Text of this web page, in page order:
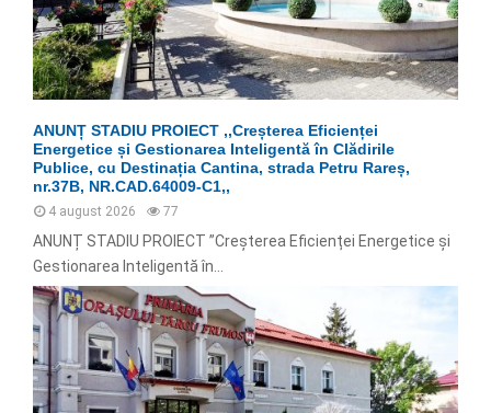
ANUNȚ STADIU PROIECT ,,Creșterea Eficienței
Energetice și Gestionarea Inteligentă în Clădirile
Publice, cu Destinația Cantina, strada Petru Rareș,
nr.37B, NR.CAD.64009-C1,,
4 august 2026 77
ANUNȚ STADIU PROIECT ”Creșterea Eficienței Energetice și
Gestionarea Inteligentă în...